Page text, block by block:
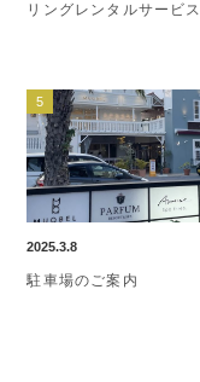
リングレンタルサービス
2025.3.8
駐車場のご案内